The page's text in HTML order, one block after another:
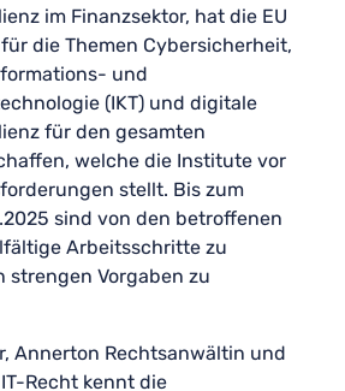
im Finanzsektor, hat die EU
die Themen Cybersicherheit,
und
(IKT) und digitale
für den gesamten
welche die Institute vor
stellt. Bis zum
sind von den betroffenen
Arbeitsschritte zu
strengen Vorgaben zu
Annerton Rechtsanwältin und
Recht kennt die